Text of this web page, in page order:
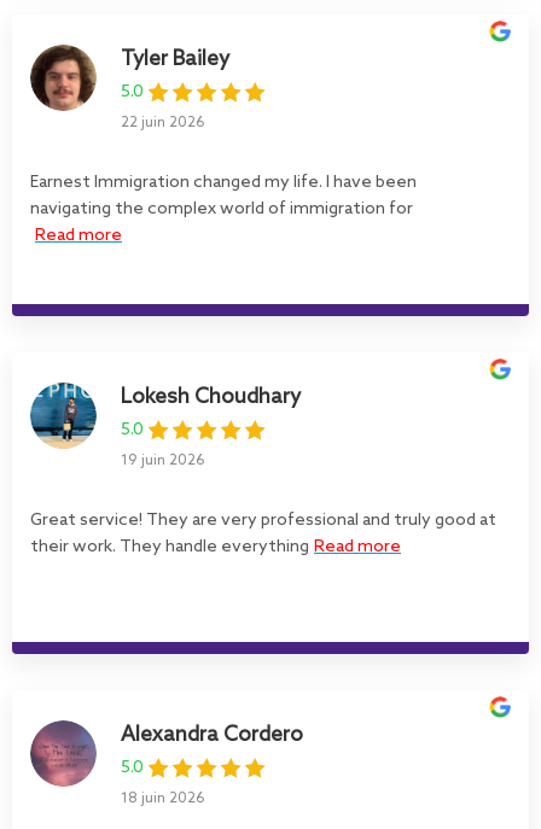
Tyler Bailey
5.0
22 juin 2026
Earnest Immigration changed my life. I have been
navigating the complex world of immigration for
Read more
Lokesh Choudhary
5.0
19 juin 2026
Great service! They are very professional and truly good at
their work. They handle everything Read more
Alexandra Cordero
5.0
18 juin 2026